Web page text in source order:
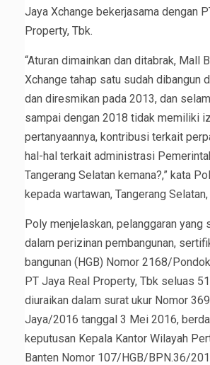
Jaya Xchange bekerjasama dengan
Property, Tbk.
“Aturan dimainkan dan ditabrak, Mall
Xchange tahap satu sudah dibangun
dan diresmikan pada 2013, dan
sampai dengan 2018 tidak memiliki
pertanyaannya, kontribusi terkait
hal-hal terkait administrasi
Tangerang Selatan kemana?,” kata
kepada wartawan, Tangerang
Poly menjelaskan, pelanggaran yang
dalam perizinan pembangunan,
bangunan (HGB) Nomor 2168/
PT Jaya Real Property, Tbk seluas
diuraikan dalam surat ukur Nomor
Jaya/2016 tanggal 3 Mei 2016,
keputusan Kepala Kantor Wilayah
Banten Nomor 107/HGB/BPN.36/